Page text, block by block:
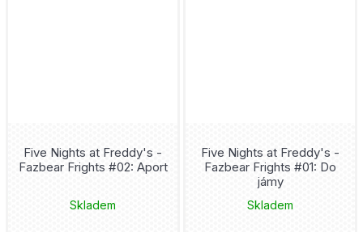
Five Nights at Freddy's -
Fazbear Frights #02: Aport
Skladem
Five Nights at Freddy's -
Fazbear Frights #01: Do
jámy
Skladem